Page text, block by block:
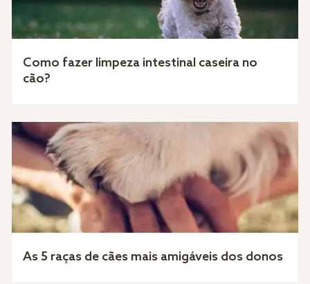
Como fazer limpeza intestinal caseira no
cão?
As 5 raças de cães mais amigáveis dos donos